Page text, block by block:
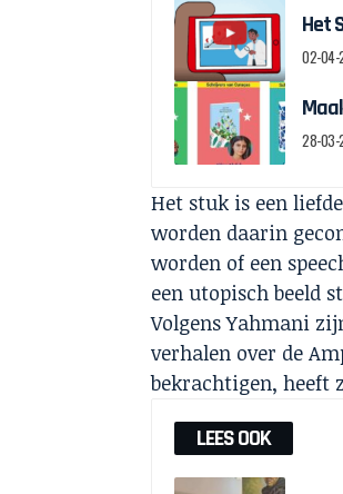
Het
02-04-
28-03-
Het stuk is een
worden daarin
worden of een
een utopisch beeld
Volgens Yahmani
verhalen over de
bekrachtigen, heeft
LEES OOK